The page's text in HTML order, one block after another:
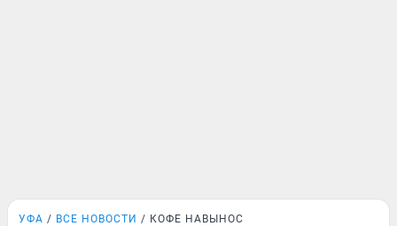
УФА ВСЕ НОВОСТИ КОФЕ НАВЫНОС